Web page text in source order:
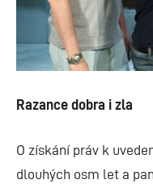
Razance dobra i zla
O získání práv k
dlouhých osm let a